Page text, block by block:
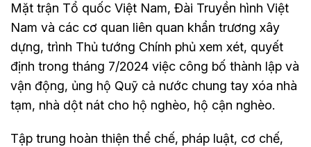
Mặt trận Tổ quốc Việt Nam, Đài Truyền hình Việt
Nam và các cơ quan liên quan khẩn trương xây
dựng, trình Thủ tướng Chính phủ xem xét, quyết
định trong tháng 7/2024 việc công bố thành lập và
vận động, ủng hộ Quỹ cả nước chung tay xóa nhà
tạm, nhà dột nát cho hộ nghèo, hộ cận nghèo.
Tập trung hoàn thiện thể chế, pháp luật, cơ chế,